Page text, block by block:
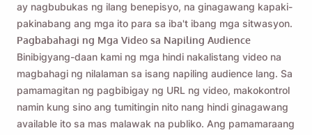
ay nagbubukas ng ilang benepisyo, na ginagawang kapaki-
pakinabang ang mga ito para sa iba't ibang mga sitwasyon.
Pagbabahagi ng Mga Video sa Napiling Audience
Binibigyang-daan kami ng mga hindi nakalistang video na
magbahagi ng nilalaman sa isang napiling audience lang. Sa
pamamagitan ng pagbibigay ng URL ng video, makokontrol
namin kung sino ang tumitingin nito nang hindi ginagawang
available ito sa mas malawak na publiko. Ang pamamaraang